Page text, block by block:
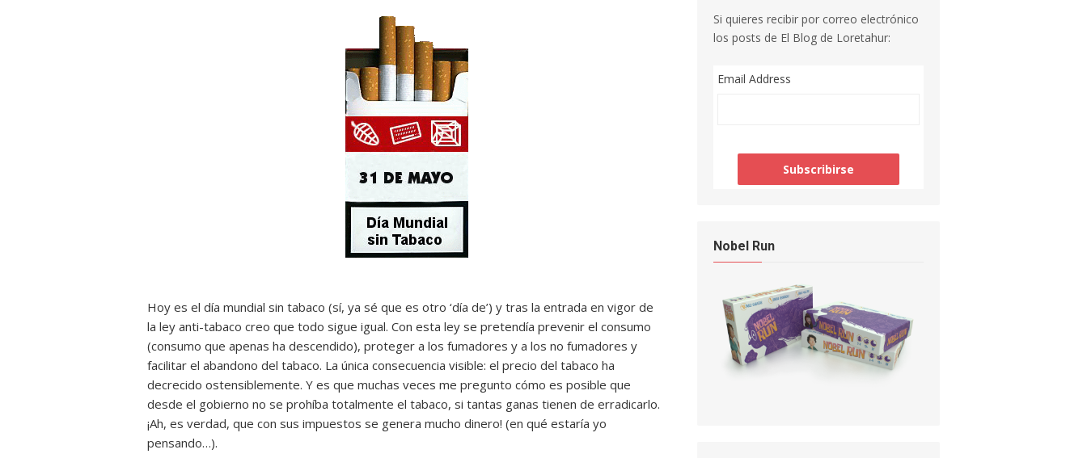
Hoy es el día mundial sin tabaco (sí, ya sé que es otro ‘día de’) y tras la entrada en vigor de
la ley anti-tabaco creo que todo sigue igual. Con esta ley se pretendía prevenir el consumo
(consumo que apenas ha descendido), proteger a los fumadores y a los no fumadores y
facilitar el abandono del tabaco. La única consecuencia visible: el precio del tabaco ha
decrecido ostensiblemente. Y es que muchas veces me pregunto cómo es posible que
desde el gobierno no se prohíba totalmente el tabaco, si tantas ganas tienen de erradicarlo.
¡Ah, es verdad, que con sus impuestos se genera mucho dinero! (en qué estaría yo
pensando…).
Si quieres recibir por correo electrónico
los posts de El Blog de Loretahur:
Email Address
Nobel Run